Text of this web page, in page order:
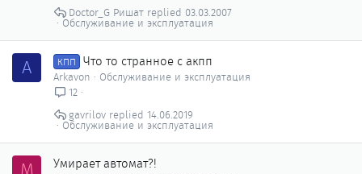
Обслуживание и эксплуатация
03.03.2007
Doctor_G Ришат
A КПП Что то странное с акпп
Arkavon
Обслуживание и эксплуатация
12
Обслуживание и эксплуатация
14.06.2019
gavrilov
Умирает автомат?!